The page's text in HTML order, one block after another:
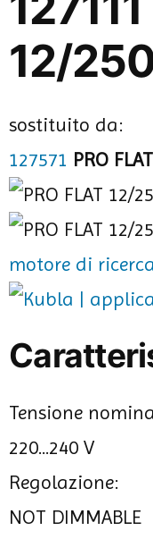
12/
sostituito da:
127571 PRO
motore di
Tensione
220...240 V
Regolazione:
NOT DIMMABLE